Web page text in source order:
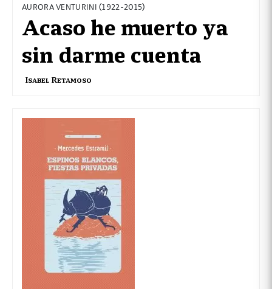
AURORA VENTURINI (1922-2015)
Acaso he muerto ya
sin darme cuenta
Isabel Retamoso